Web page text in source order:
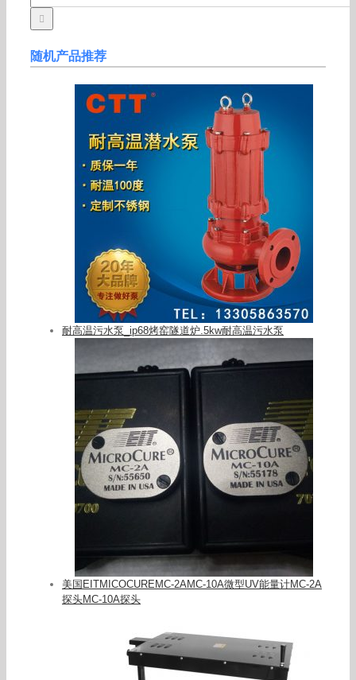
随机产品推荐
耐高温污水泵_ip68烤窑隧道炉.5kw耐高温污水泵
美国EITMICOCUREMC-2AMC-10A微型UV能量计MC-2A
探头MC-10A探头